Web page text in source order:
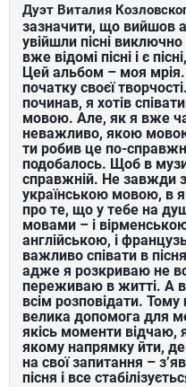
Дуэт Виталия
зазначити, що вийшов
увійшли пісні
вже відомі пісні і є
Цей альбом – моя
початку своєї
починав, я хотів
мовою. Але, як я вже
неважливо, якою
ти робив це по-
подобалось. Щоб в
справжній. Не завжди
українською мовою, в
про те, що у тебе на
мовами – і
англійською, і
важливо співати в
адже я розкриваю не
переживаю в житті. А
всім розповідати. Тому
велика допомога для
якісь моменти відчаю,
якому напрямку йти, де
на свої запитання –
пісня і все